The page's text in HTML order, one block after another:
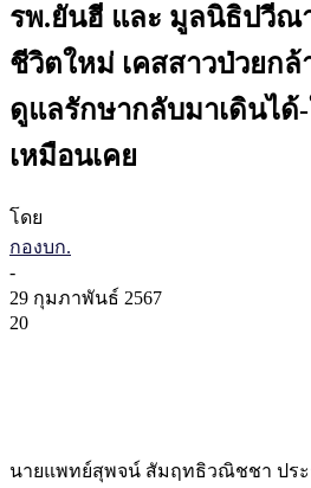
รพ.ยันฮี และ มูลนิธิปวีณ
ชีวิตใหม่ เคสสาวป่วยกล้
ดูแลรักษากลับมาเดินไ
เหมือนเคย
โดย
กองบก.
-
29 กุมภาพันธ์ 2567
20
นายแพทย์สุพจน์ สัมฤทธิวณิชชา ประ